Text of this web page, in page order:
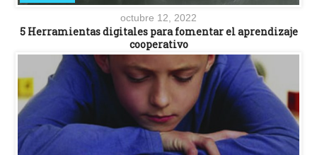
octubre 12, 2022
5 Herramientas digitales para fomentar el aprendizaje
cooperativo